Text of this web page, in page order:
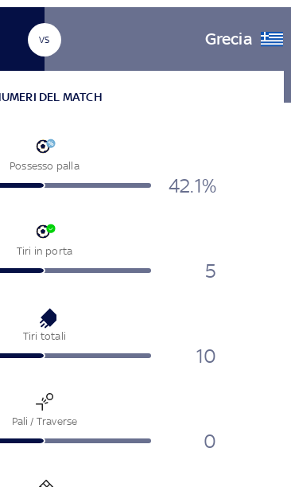
VS Grecia
DEL MATCH
Possesso palla
42.1%
Tiri in porta
5
Tiri totali
10
Pali / Traverse
0